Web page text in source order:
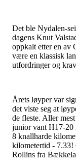
Det ble Nydalen-
dagens Knut
oppkalt etter en av
være en klassisk
utfordringer og
Årets løyper var
det viste seg at
de fleste. Aller
junior vant H17-20
8 knallharde
kilometertid - 7.33!
Rollins fra